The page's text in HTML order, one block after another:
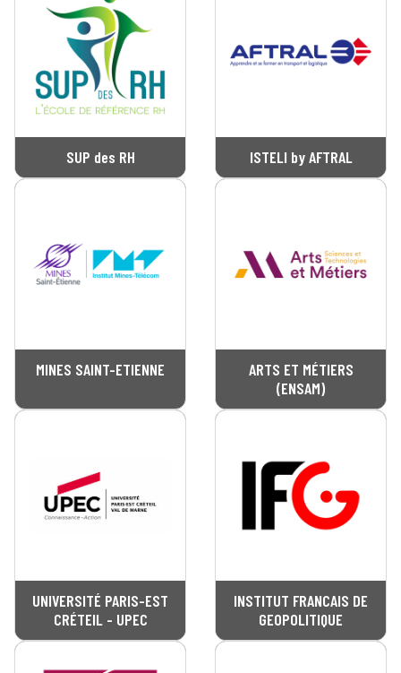
SUP des RH ISTELI by AFTRAL
MINES SAINT-ETIENNE
ARTS ET MÉTIERS
(ENSAM)
UNIVERSITÉ PARIS-EST
CRÉTEIL - UPEC
INSTITUT FRANCAIS DE
GEOPOLITIQUE